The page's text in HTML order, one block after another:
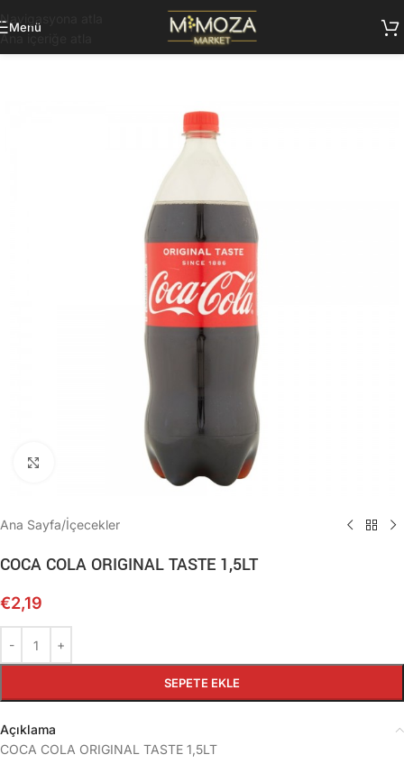
Navigasyona atla
Ana içeriğe atla
Menü
Büyütmek için tıklayın
Ana Sayfa/İçecekler
COCA COLA ORIGINAL TASTE 1,5LT
€2,19
SEPETE EKLE
Açıklama
COCA COLA ORIGINAL TASTE 1,5LT